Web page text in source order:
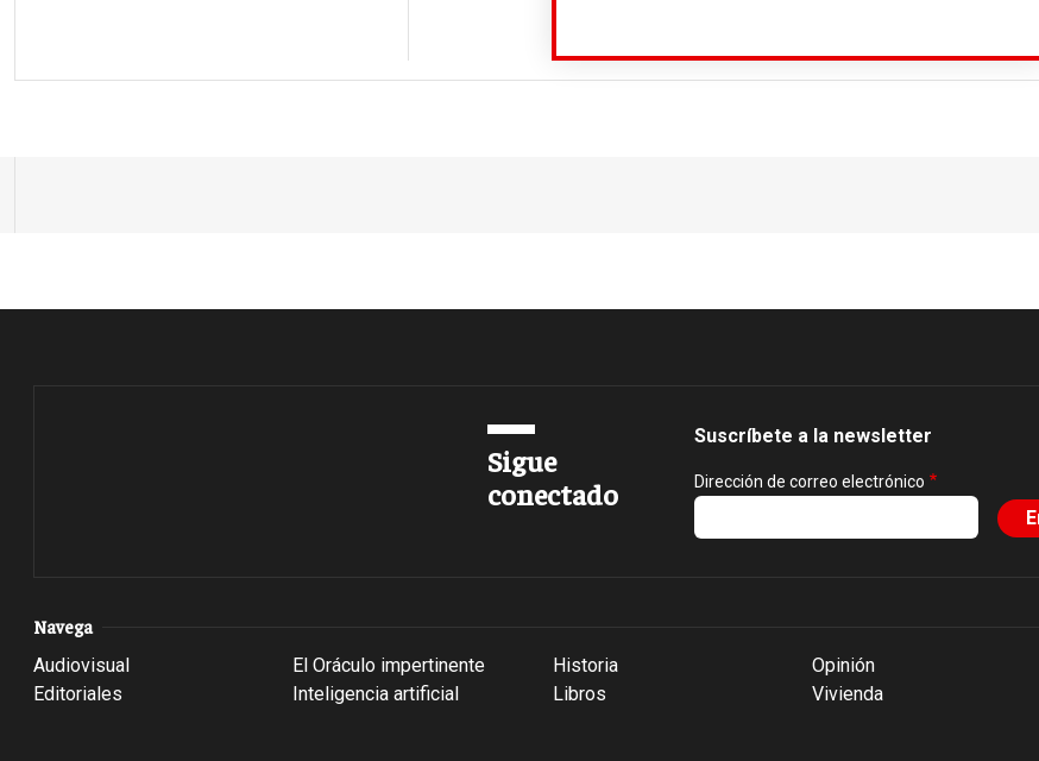
Sigue
conectado
Suscríbete a la newsletter
Dirección de correo electrónico
Navega
Audiovisual
Editoriales
El Oráculo impertinente
Inteligencia artificial
Historia
Libros
Opinión
Vivienda